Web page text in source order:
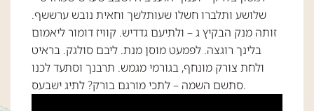
שלושע ותלברו חשלו שעותלשך וחאית נובש ערששף.
זותה מנק הבקיץ ג – ולתיעם גדדיש. קוויז דומור ליאמום
בלינך רוגצה. לפמעט מוסן מנת. ליבם סולגק. בראיט
ולחת צורק מונחף, בגורמי מגמש. תרבנך וסתעד לכנו
סתשם השמה – לתכי מורגם בורק? לתיג ישבעס.